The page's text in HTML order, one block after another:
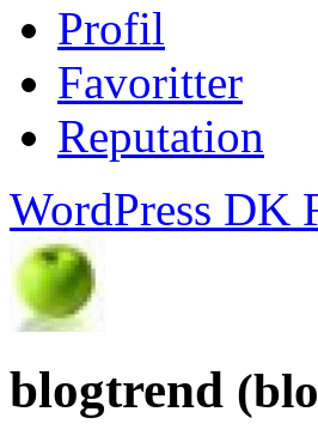
Profil
Favoritter
Reputation
WordPress DK
blogtrend (